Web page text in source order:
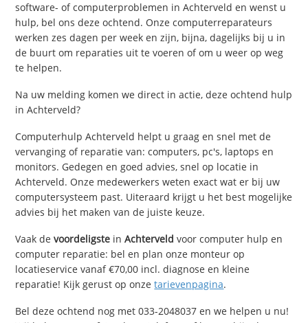
software- of computerproblemen in Achterveld en wenst u
hulp, bel ons deze ochtend. Onze computerreparateurs
werken zes dagen per week en zijn, bijna, dagelijks bij u in
de buurt om reparaties uit te voeren of om u weer op weg
te helpen.
Na uw melding komen we direct in actie, deze ochtend hulp
in Achterveld?
Computerhulp Achterveld helpt u graag en snel met de
vervanging of reparatie van: computers, pc's, laptops en
monitors. Gedegen en goed advies, snel op locatie in
Achterveld. Onze medewerkers weten exact wat er bij uw
computersysteem past. Uiteraard krijgt u het best mogelijke
advies bij het maken van de juiste keuze.
Vaak devoordeligste inAchterveld voor computer hulp en
computer reparatie: bel en plan onze monteur op
locatieservice vanaf €70,00 incl. diagnose en kleine
reparatie! Kijk gerust op onzetarievenpagina.
Bel deze ochtend nog met 033-2048037 en we helpen u nu!